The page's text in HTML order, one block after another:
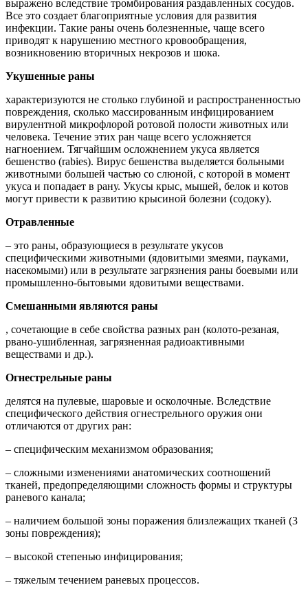
выражено вследствие тромбирования раздавленных сосудов.
Все это создает благоприятные условия для развития
инфекции. Такие раны очень болезненные, чаще всего
приводят к нарушению местного кровообращения,
возникновению вторичных некрозов и шока.
Укушенные раны
характеризуются не столько глубиной и распространенностью
повреждения, сколько массированным инфицированием
вирулентной микрофлорой ротовой полости животных или
человека. Течение этих ран чаще всего усложняется
нагноением. Тягчайшим осложнением укуса является
бешенство (rabies). Вирус бешенства выделяется больными
животными большей частью со слюной, с которой в момент
укуса и попадает в рану. Укусы крыс, мышей, белок и котов
могут привести к развитию крысиной болезни (содоку).
Отравленные
– это раны, образующиеся в результате укусов
специфическими животными (ядовитыми змеями, пауками,
насекомыми) или в результате загрязнения раны боевыми или
промышленно-бытовыми ядовитыми веществами.
Смешанными являются раны
, сочетающие в себе свойства разных ран (колото-резаная,
рвано-ушибленная, загрязненная радиоактивными
веществами и др.).
Огнестрельные раны
делятся на пулевые, шаровые и осколочные. Вследствие
специфического действия огнестрельного оружия они
отличаются от других ран:
– специфическим механизмом образования;
– сложными изменениями анатомических соотношений
тканей, предопределяющими сложность формы и структуры
раневого канала;
– наличием большой зоны поражения близлежащих тканей (3
зоны повреждения);
– высокой степенью инфицирования;
– тяжелым течением раневых процессов.